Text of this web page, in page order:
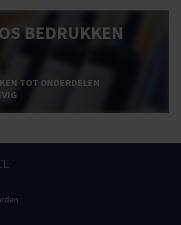
BEDRUKKEN
TOT ONDERDELEN